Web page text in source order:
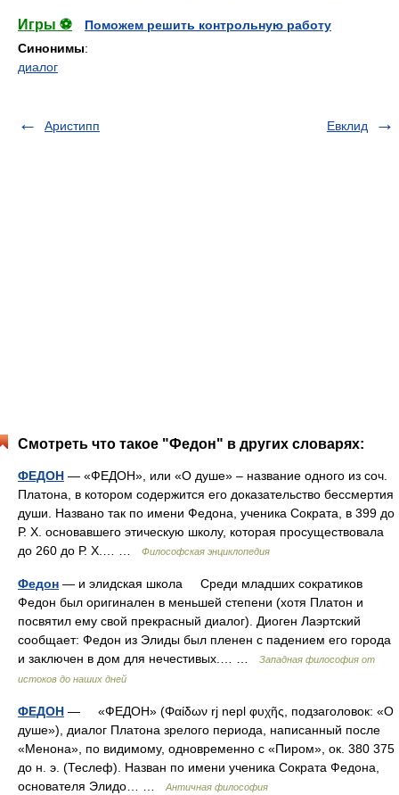
Игры ⚽
Поможем решить контрольную работу
Синонимы:
диалог
Аристипп Евклид
Смотреть что такое "Федон" в других словарях:
ФЕДОН — «ФЕДОН», или «О душе» – название одного из соч.
Платона, в котором содержится его доказательство бессмертия
души. Названо так по имени Федона, ученика Сократа, в 399 до
Р. X. основавшего этическую школу, которая просуществовала
до 260 до Р. X.… …
Философская энциклопедия
Федон — и элидская школа Среди младших сократиков
Федон был оригинален в меньшей степени (хотя Платон и
посвятил ему свой прекрасный диалог). Диоген Лаэртский
сообщает: Федон из Элиды был пленен с падением его города
и заключен в дом для нечестивых.… …
Западная философия от
истоков до наших дней
ФЕДОН — «ФЕДОН» (Φαίδων rj nepl φυχῆς, подзаголовок: «О
душе»), диалог Платона зрелого периода, написанный после
«Менона», по видимому, одновременно с «Пиром», ок. 380 375
до н. э. (Теслеф). Назван по имени ученика Сократа Федона,
основателя Элидо… …Античная философия